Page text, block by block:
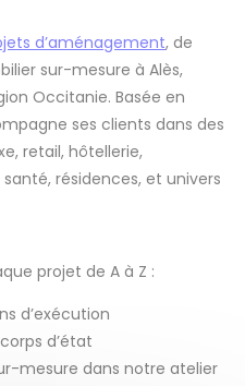
d’aménagement, de
sur-mesure à Alès,
Occitanie. Basée en
ses clients dans des
retail, hôtellerie,
résidences, et univers
projet de A à Z :
d’exécution
d’état
mesure dans notre atelier